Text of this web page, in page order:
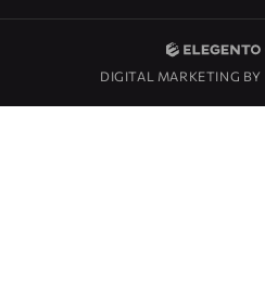
DIGITAL MARKETING BY